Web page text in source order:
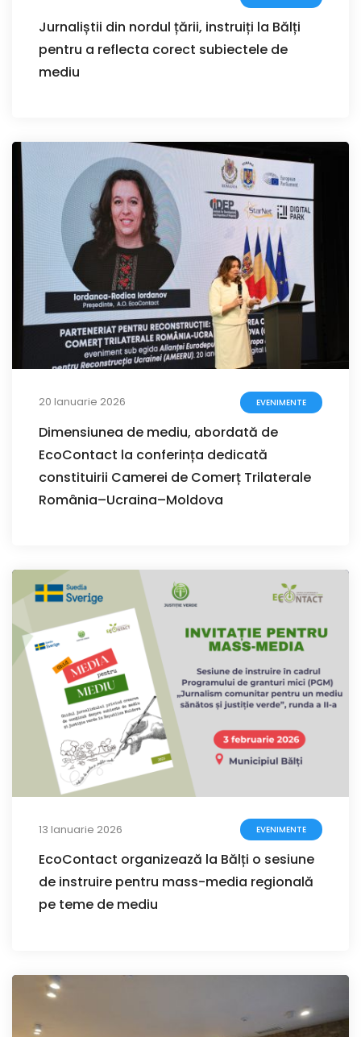
Jurnaliștii din nordul țării, instruiți la Bălți
pentru a reflecta corect subiectele de
mediu
20 Ianuarie 2026 EVENIMENTE
Dimensiunea de mediu, abordată de
EcoContact la conferința dedicată
constituirii Camerei de Comerț Trilaterale
România–Ucraina–Moldova
13 Ianuarie 2026 EVENIMENTE
EcoContact organizează la Bălți o sesiune
de instruire pentru mass-media regională
pe teme de mediu